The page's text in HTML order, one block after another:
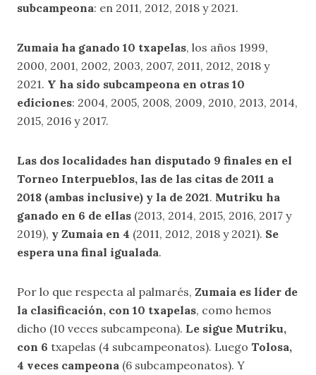
subcampeona: en 2011, 2012, 2018 y 2021.
Zumaia ha ganado 10 txapelas, los años 1999,
2000, 2001, 2002, 2003, 2007, 2011, 2012, 2018 y
2021. Y ha sido subcampeona en otras 10
ediciones: 2004, 2005, 2008, 2009, 2010, 2013, 2014,
2015, 2016 y 2017.
Las dos localidades han disputado 9 finales en el
Torneo Interpueblos, las de las citas de 2011 a
2018 (ambas inclusive) y la de 2021. Mutriku ha
ganado en 6 de ellas (2013, 2014, 2015, 2016, 2017 y
2019), y Zumaia en 4 (2011, 2012, 2018 y 2021). Se
espera una final igualada.
Por lo que respecta al palmarés, Zumaia es líder de
la clasificación, con 10 txapelas, como hemos
dicho (10 veces subcampeona). Le sigue Mutriku,
con 6 txapelas (4 subcampeonatos). Luego Tolosa,
4 veces campeona (6 subcampeonatos). Y